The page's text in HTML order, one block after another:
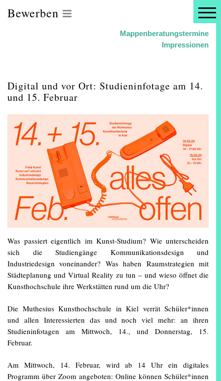
Bewerben
Mappenberatungstermine
Impressionen
Digital und vor Ort: Studieninfotage am 14.
und 15. Februar
Was passiert eigentlich im Kunst-Studium? Wie unterscheiden
sich die Studiengänge Kommunikationsdesign und
Industriedesign voneinander? Was haben Raumstrategien mit
Städteplanung und Virtual Reality zu tun – und wieso öffnet die
Kunsthochschule ihre Werkstätten rund um die Uhr?
Die Muthesius Kunsthochschule in Kiel verrät Schüler*innen
und allen Interessierten das und noch viel mehr: an ihren
Studieninfotagen am Mittwoch, 14., und Donnerstag, 15.
Februar.
Am Mittwoch, 14. Februar, wird ab 14 Uhr ein digitales
Programm über Zoom angeboten: Online können Schüler*innen